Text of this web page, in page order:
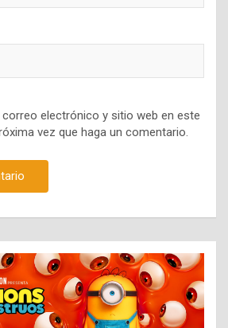
correo electrónico y sitio web en este
vez que haga un comentario.